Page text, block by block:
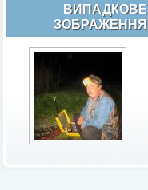
ВИПАДКОВЕ
ЗОБРАЖЕННЯ